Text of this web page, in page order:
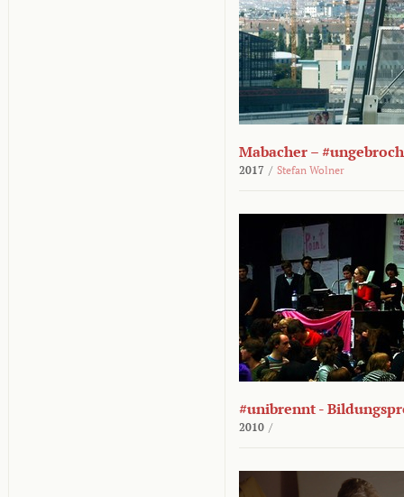
Mabacher –
2017 / Stefan Wolner
#unibrennt -
2010 /